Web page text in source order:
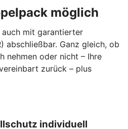
möglich
mit garantierter
abschließbar. Ganz gleich, ob
nehmen oder nicht – Ihre
zurück – plus
individuell